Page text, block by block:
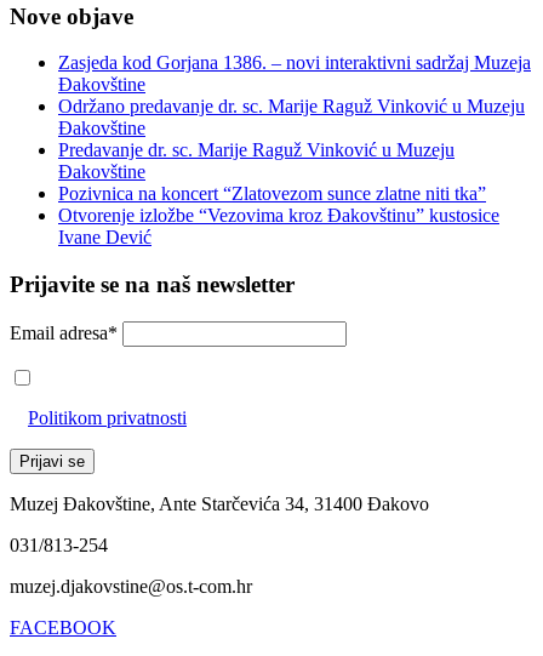
Nove objave
Zasjeda kod Gorjana 1386. – novi interaktivni sadržaj Muzeja
Đakovštine
Održano predavanje dr. sc. Marije Raguž Vinković u Muzeju
Đakovštine
Predavanje dr. sc. Marije Raguž Vinković u Muzeju
Đakovštine
Pozivnica na koncert “Zlatovezom sunce zlatne niti tka”
Otvorenje izložbe “Vezovima kroz Đakovštinu” kustosice
Ivane Dević
Prijavite se na naš newsletter
Email adresa*
Politikom privatnosti
Muzej Đakovštine, Ante Starčevića 34, 31400 Đakovo
031/813-254
muzej.djakovstine@os.t-com.hr
FACEBOOK